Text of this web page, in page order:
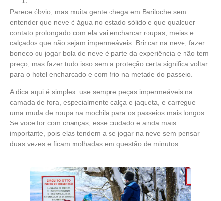
Parece óbvio, mas muita gente chega em Bariloche sem
entender que neve é água no estado sólido e que qualquer
contato prolongado com ela vai encharcar roupas, meias e
calçados que não sejam impermeáveis. Brincar na neve, fazer
boneco ou jogar bola de neve é parte da experiência e não tem
preço, mas fazer tudo isso sem a proteção certa significa voltar
para o hotel encharcado e com frio na metade do passeio.
A dica aqui é simples: use sempre peças impermeáveis na
camada de fora, especialmente calça e jaqueta, e carregue
uma muda de roupa na mochila para os passeios mais longos.
Se você for com crianças, esse cuidado é ainda mais
importante, pois elas tendem a se jogar na neve sem pensar
duas vezes e ficam molhadas em questão de minutos.